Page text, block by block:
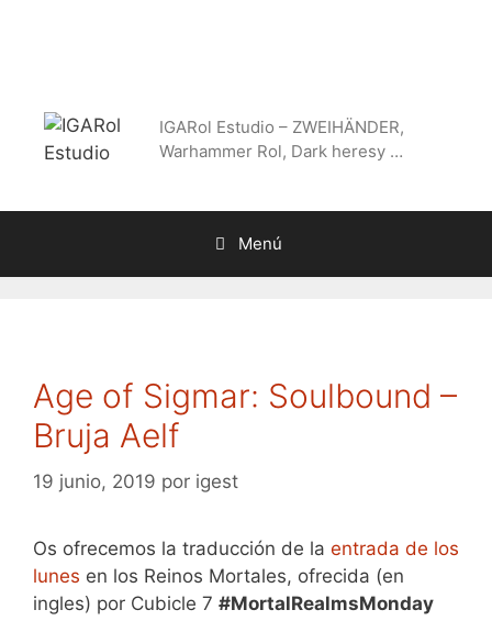
IGARol Estudio – ZWEIHÄNDER,
Warhammer Rol, Dark heresy …
Menú
Age of Sigmar: Soulbound –
Bruja Aelf
19 junio, 2019 por igest
Os ofrecemos la traducción de la entrada de los
lunes en los Reinos Mortales, ofrecida (en
ingles) por Cubicle 7 #MortalRealmsMonday